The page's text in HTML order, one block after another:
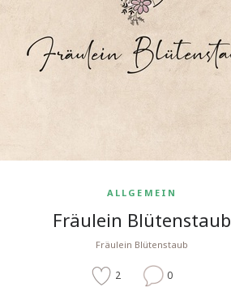
ALLGEMEIN
Fräulein Blütenstaub
Fräulein Blütenstaub
2 0